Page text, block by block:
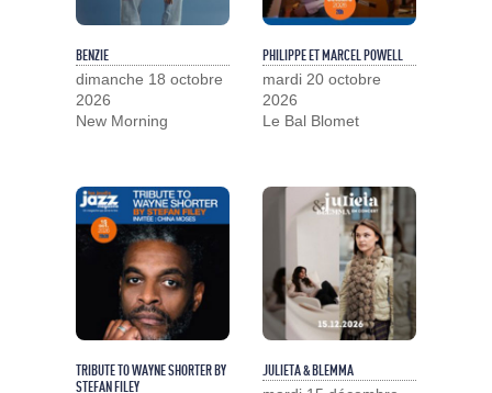
BENZIE
dimanche 18 octobre
2026
New Morning
PHILIPPE ET MARCEL POWELL
mardi 20 octobre
2026
Le Bal Blomet
TRIBUTE TO WAYNE SHORTER BY
STEFAN FILEY
JULIETA & BLEMMA